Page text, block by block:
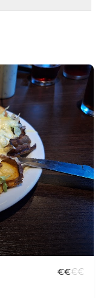
€€€€